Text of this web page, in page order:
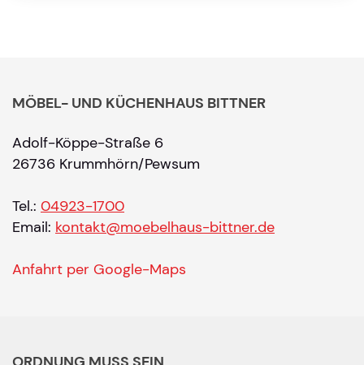
MÖBEL- UND KÜCHENHAUS BITTNER
Adolf-Köppe-Straße 6
26736 Krummhörn/Pewsum
Tel.: 04923-1700
Email: kontakt@moebelhaus-bittner.de
Anfahrt per Google-Maps